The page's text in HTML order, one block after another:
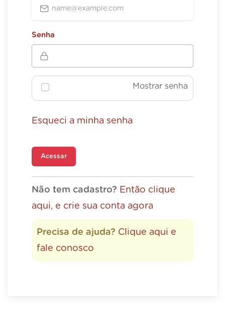
Senha
Mostrar senha
Esqueci a minha senha
Acessar
Não tem cadastro? Então clique
aqui, e crie sua conta agora
Precisa de ajuda? Clique aqui e
fale conosco